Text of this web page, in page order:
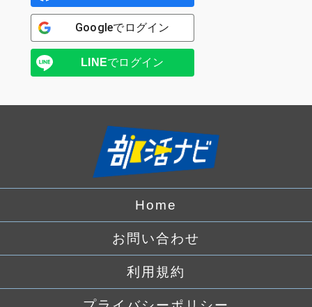
Googleでログイン
LINEでログイン
Home
お問い合わせ
利用規約